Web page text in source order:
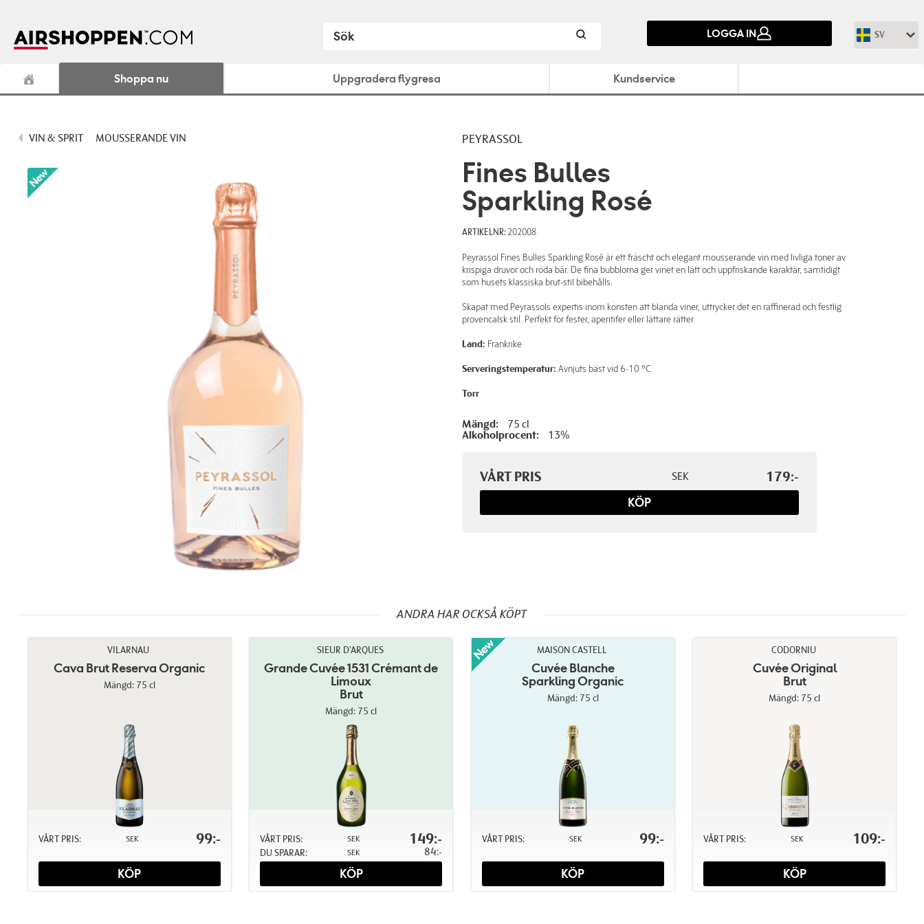
LOGGA IN SV
Shoppa nu Uppgradera flygresa Kundservice
VIN & SPRIT MOUSSERANDE VIN PEYRASSOL
Fines Bulles
Sparkling Rosé
ARTIKELNR: 202008
Peyrassol Fines Bulles Sparkling Rosé är ett fräscht och elegant mousserande vin med livliga toner av
krispiga druvor och röda bär. De fina bubblorna ger vinet en lätt och uppfriskande karaktär, samtidigt
som husets klassiska brut-stil bibehålls.
Skapat med Peyrassols expertis inom konsten att blanda viner, uttrycker det en raffinerad och festlig
provencalsk stil. Perfekt för fester, aperitifer eller lättare rätter.
Land: Frankrike
Serveringstemperatur: Avnjuts bäst vid 6-10 °C
Torr
Mängd:
75 cl
Alkoholprocent:
13%
VÅRT PRIS SEK 179:-
KÖP
ANDRA HAR OCKSÅ KÖPT
VILARNAU
Cava Brut Reserva Organic
Mängd: 75 cl
VÅRT PRIS: SEK 99:-
KÖP
SIEUR D'ARQUES
Grande Cuvée 1531 Crémant de
Limoux
Brut
Mängd: 75 cl
VÅRT PRIS: SEK 149:-
DU SPARAR: SEK 84:-
KÖP
MAISON CASTELL
Cuvée Blanche
Sparkling Organic
Mängd: 75 cl
VÅRT PRIS: SEK 99:-
KÖP
CODORNIU
Cuvée Original
Brut
Mängd: 75 cl
VÅRT PRIS: SEK 109:-
KÖP